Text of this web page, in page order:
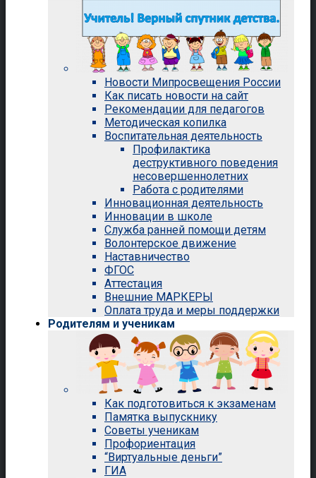
Новости Мипросвещения России
Как писать новости на сайт
Рекомендации для педагогов
Методическая копилка
Воспитательная деятельность
Профилактика
деструктивного поведения
несовершеннолетних
Работа с родителями
Инновационная деятельность
Инновации в школе
Служба ранней помощи детям
Волонтерское движение
Наставничество
ФГОС
Аттестация
Внешние МАРКЕРЫ
Оплата труда и меры поддержки
Родителям и ученикам
Как подготовиться к экзаменам
Памятка выпускнику
Советы ученикам
Профориентация
“Виртуальные деньги”
ГИА